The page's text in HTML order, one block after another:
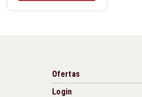
Ofertas
Login